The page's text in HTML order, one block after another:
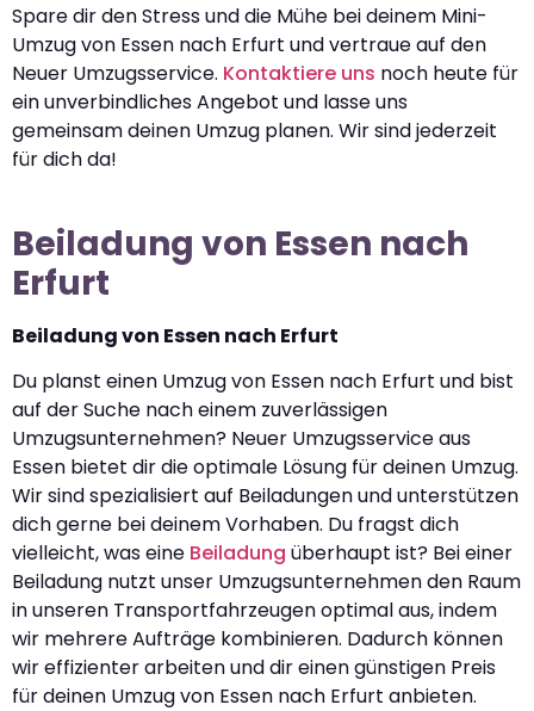
Spare dir den Stress und die Mühe bei deinem Mini-
Umzug von Essen nach Erfurt und vertraue auf den
Neuer Umzugsservice. Kontaktiere uns noch heute für
ein unverbindliches Angebot und lasse uns
gemeinsam deinen Umzug planen. Wir sind jederzeit
für dich da!
Beiladung von Essen nach
Erfurt
Beiladung von Essen nach Erfurt
Du planst einen Umzug von Essen nach Erfurt und bist
auf der Suche nach einem zuverlässigen
Umzugsunternehmen? Neuer Umzugsservice aus
Essen bietet dir die optimale Lösung für deinen Umzug.
Wir sind spezialisiert auf Beiladungen und unterstützen
dich gerne bei deinem Vorhaben. Du fragst dich
vielleicht, was eine Beiladung überhaupt ist? Bei einer
Beiladung nutzt unser Umzugsunternehmen den Raum
in unseren Transportfahrzeugen optimal aus, indem
wir mehrere Aufträge kombinieren. Dadurch können
wir effizienter arbeiten und dir einen günstigen Preis
für deinen Umzug von Essen nach Erfurt anbieten.